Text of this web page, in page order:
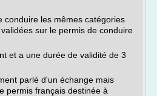
conduire les mêmes catégories
sur le permis de conduire
et a une durée de validité de 3
parlé d'un échange mais
permis français destinée à